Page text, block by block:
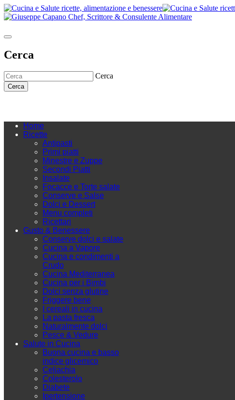
Cerca
Cerca
Cerca
Home
Ricette
Antipasti
Primi piatti
Minestre e Zuppe
Secondi Piatti
Insalate
Focacce e Torte salate
Conserve e Salse
Dolci e Dessert
Menu completi
Ricettari
Gusto & Benessere
Conserve dolci e salate
Cucina a Vapore
Cucina e condimenti a
Crudo
Cucina Mediterranea
Cucina per i Bimbi
Dolci senza glutine
Friggere bene
I cereali in cucina
La pasta fresca
Naturalmente dolci
Pesce & Vedure
Salute in Cucina
Buona cucina e basso
indice glicemico
Celiachia
Colesterolo
Diabete
Ipertensione